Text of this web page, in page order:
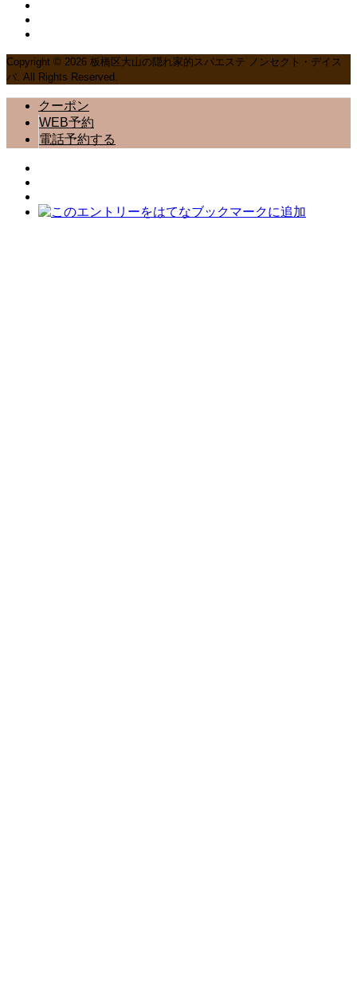
Copyright © 2026 板橋区大山の隠れ家的スパエステ ノンセクト・デイス
パ. All Rights Reserved.
クーポン
WEB予約
電話予約する